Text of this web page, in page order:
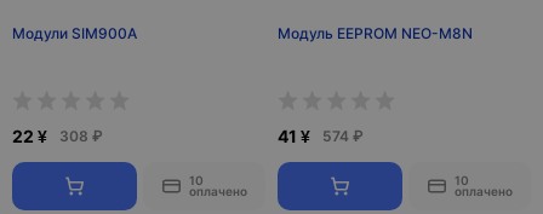
Модули SIM900A
22 ¥ 308 ₽
10
оплачено
Модуль EEPROM NEO-M8N
41 ¥ 574 ₽
10
оплачено